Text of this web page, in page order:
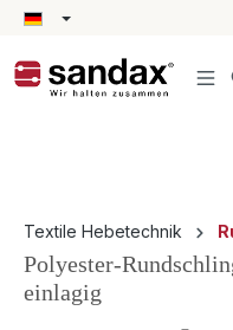
springen
Textile Hebetechnik
Polyester-
einlagig